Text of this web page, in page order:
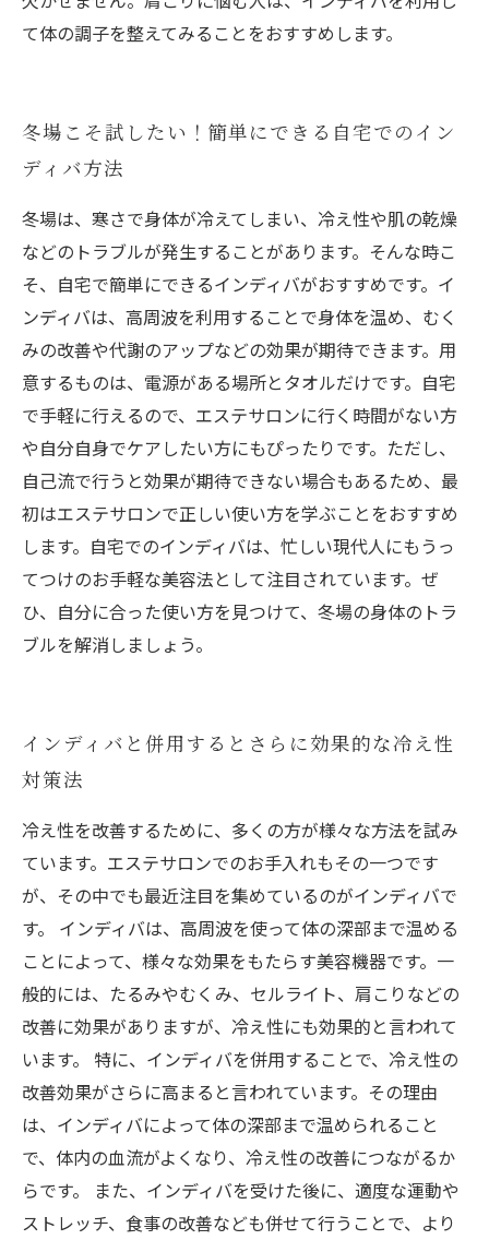
て体の調子を整えてみることをおすすめします。
冬場こそ試したい！簡単にできる自宅でのイン
ディバ方法
冬場は、寒さで身体が冷えてしまい、冷え性や肌の乾燥
などのトラブルが発生することがあります。そんな時こ
そ、自宅で簡単にできるインディバがおすすめです。イ
ンディバは、高周波を利用することで身体を温め、むく
みの改善や代謝のアップなどの効果が期待できます。用
意するものは、電源がある場所とタオルだけです。自宅
で手軽に行えるので、エステサロンに行く時間がない方
や自分自身でケアしたい方にもぴったりです。ただし、
自己流で行うと効果が期待できない場合もあるため、最
初はエステサロンで正しい使い方を学ぶことをおすすめ
します。自宅でのインディバは、忙しい現代人にもうっ
てつけのお手軽な美容法として注目されています。ぜ
ひ、自分に合った使い方を見つけて、冬場の身体のトラ
ブルを解消しましょう。
インディバと併用するとさらに効果的な冷え性
対策法
冷え性を改善するために、多くの方が様々な方法を試み
ています。エステサロンでのお手入れもその一つです
が、その中でも最近注目を集めているのがインディバで
す。 インディバは、高周波を使って体の深部まで温める
ことによって、様々な効果をもたらす美容機器です。一
般的には、たるみやむくみ、セルライト、肩こりなどの
改善に効果がありますが、冷え性にも効果的と言われて
います。 特に、インディバを併用することで、冷え性の
改善効果がさらに高まると言われています。その理由
は、インディバによって体の深部まで温められること
で、体内の血流がよくなり、冷え性の改善につながるか
らです。 また、インディバを受けた後に、適度な運動や
ストレッチ、食事の改善なども併せて行うことで、より